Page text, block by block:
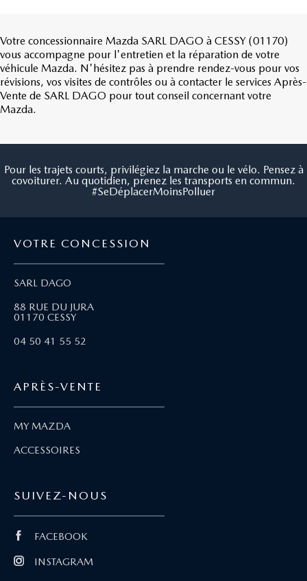
Votre concessionnaire Mazda SARL DAGO à CESSY (01170)
vous accompagne pour l'entretien et la réparation de votre
véhicule Mazda. N'hésitez pas à prendre rendez-vous pour vos
révisions, vos visites de contrôles ou à contacter le services Après-
Vente de SARL DAGO pour tout conseil concernant votre
Mazda.
Pour les trajets courts, privilégiez la marche ou le vélo. Pensez à
covoiturer. Au quotidien, prenez les transports en commun.
#SeDéplacerMoinsPolluer
VOTRE CONCESSION
SARL DAGO
88 RUE DU JURA
01170 CESSY
04 50 41 55 52
APRÈS-VENTE
MY MAZDA
ACCESSOIRES
SUIVEZ-NOUS
FACEBOOK
INSTAGRAM